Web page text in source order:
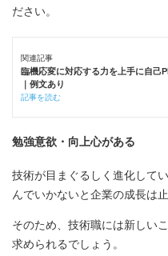
ださい。
関連記事
臨機応変に対応する力を上手に自己
｜例文あり
記事を読む
勉強意欲・向上心がある
技術が目まぐるしく進化して
んでいかないと企業の成長は
そのため、技術職には新しい
求められるでしょう。